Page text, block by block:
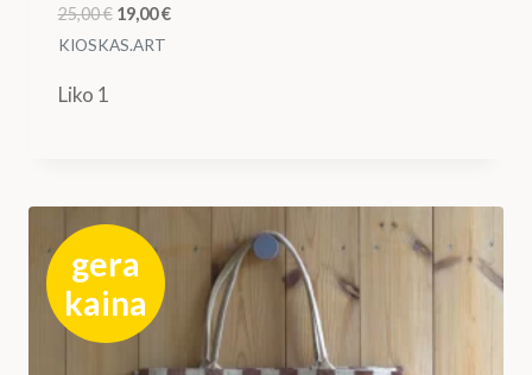
25,00€ Original
price
19,00€Current
KIOSKAS.ART
Liko 1
gera
kaina